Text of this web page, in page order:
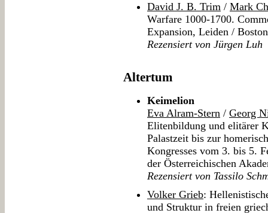
David J. B. Trim / Mark
Warfare 1000-1700.
Expansion, Leiden /
Rezensiert von Jürgen Luh
Altertum
Keimelion
Eva Alram-Stern / Georg
Elitenbildung und elitärer
Palastzeit bis zur
Kongresses vom 3. bis 5.
der Österreichischen
Rezensiert von Tassilo
Volker Grieb:
und Struktur in freien